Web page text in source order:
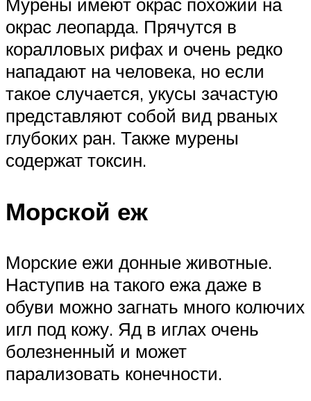
окрас леопарда. Прячутся в
коралловых рифах и очень редко
нападают на человека, но если
такое случается, укусы зачастую
представляют собой вид рваных
глубоких ран. Также мурены
содержат токсин.
Морской еж
Морские ежи донные животные.
Наступив на такого ежа даже в
обуви можно загнать много колючих
игл под кожу. Яд в иглах очень
болезненный и может
парализовать конечности.